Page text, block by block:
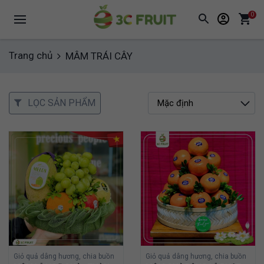
0
Trang chủ MÂM TRÁI CÂY
LỌC SẢN PHẨM
Giỏ quả dâng hương, chia buồn Giỏ quả dâng hương, chia buồn